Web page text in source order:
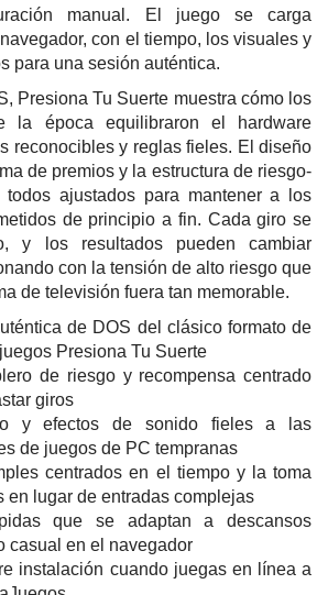
manual. El juego se carga
con el tiempo, los visuales y
para una sesión auténtica.
Presiona Tu Suerte muestra cómo los
la época equilibraron el hardware
reconocibles y reglas fieles. El diseño
de premios y la estructura de riesgo-
todos ajustados para mantener a los
de principio a fin. Cada giro se
y los resultados pueden cambiar
con la tensión de alto riesgo que
de televisión fuera tan memorable.
de DOS del clásico formato de
Presiona Tu Suerte
de riesgo y recompensa centrado
giros
y efectos de sonido fieles a las
de juegos de PC tempranas
centrados en el tiempo y la toma
en lugar de entradas complejas
que se adaptan a descansos
casual en el navegador
instalación cuando juegas en línea a